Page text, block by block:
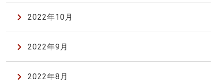
2022年10月
2022年9月
2022年8月